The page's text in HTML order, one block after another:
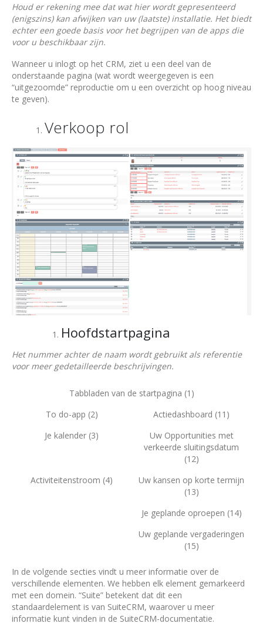
Houd er rekening mee dat wat hier wordt gepresenteerd
(enigszins) kan afwijken van uw (laatste) installatie. Het biedt
echter een goede basis voor het begrijpen van de apps die
voor u beschikbaar zijn.
Wanneer u inlogt op het CRM, ziet u een deel van de
onderstaande pagina (wat wordt weergegeven is een
“uitgezoomde” reproductie om u een overzicht op hoog niveau
te geven).
Verkoop rol
Hoofdstartpagina
Het nummer achter de naam wordt gebruikt als referentie
voor meer gedetailleerde beschrijvingen.
Tabbladen van de startpagina (1)
To do-app (2)
Actiedashboard (11)
Je kalender (3)
Uw Opportunities met
verkeerde sluitingsdatum
(12)
Activiteitenstroom (4)
Uw kansen op korte termijn
(13)
Je geplande oproepen (14)
Uw geplande vergaderingen
(15)
In de volgende secties vindt u meer informatie over de
verschillende elementen. We hebben elk element gemarkeerd
met een domein. “Suite” betekent dat dit een
standaardelement is van SuiteCRM, waarover u meer
informatie kunt vinden in de SuiteCRM-documentatie.